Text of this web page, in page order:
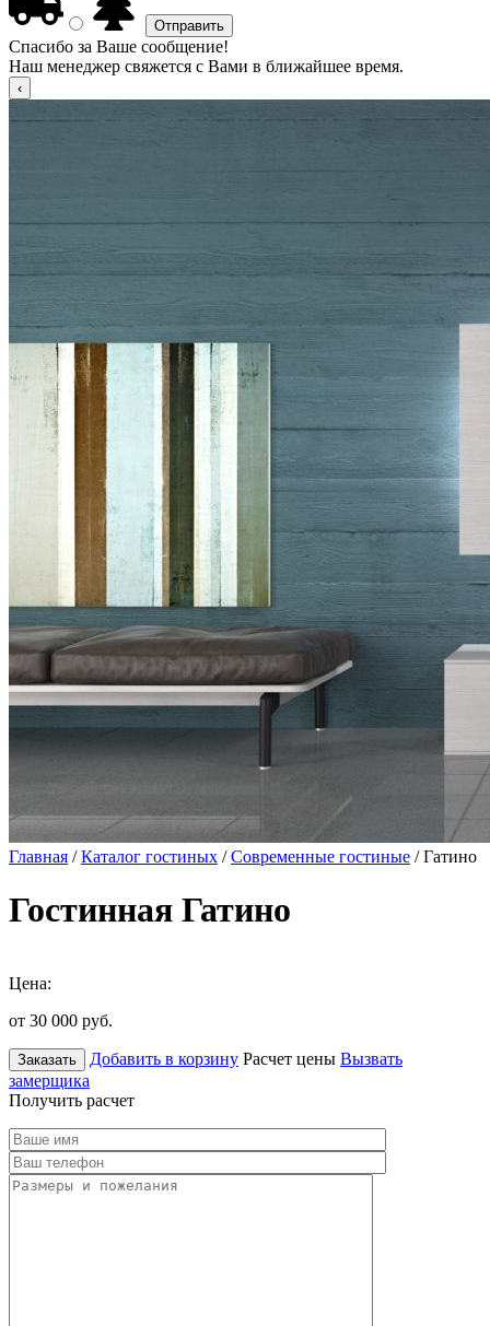
Спасибо за Ваше сообщение!
Наш менеджер свяжется с Вами в ближайшее время.
Главная /Каталог гостиных /Современные гостиные / Гатино
Гостинная Гатино
Цена:
от 30 000 руб.
Заказать Добавить в корзину Расчет цены Вызвать
замерщика
Получить расчет